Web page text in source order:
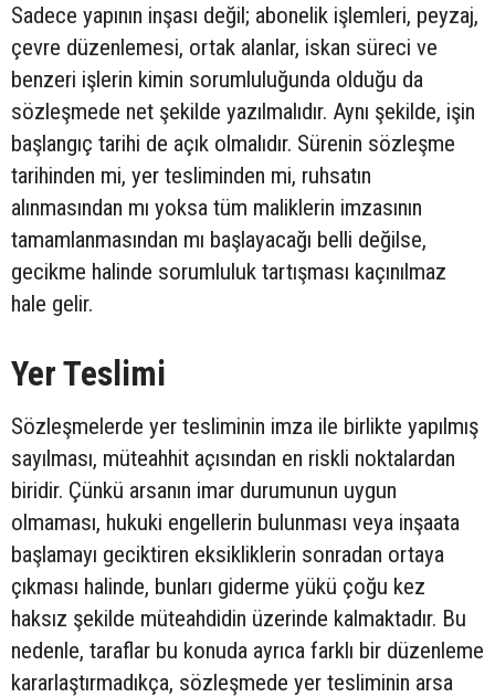
Sadece yapının inşası değil; abonelik işlemleri, peyzaj,
çevre düzenlemesi, ortak alanlar, iskan süreci ve
benzeri işlerin kimin sorumluluğunda olduğu da
sözleşmede net şekilde yazılmalıdır. Aynı şekilde, işin
başlangıç tarihi de açık olmalıdır. Sürenin sözleşme
tarihinden mi, yer tesliminden mi, ruhsatın
alınmasından mı yoksa tüm maliklerin imzasının
tamamlanmasından mı başlayacağı belli değilse,
gecikme halinde sorumluluk tartışması kaçınılmaz
hale gelir.
Yer Teslimi
Sözleşmelerde yer tesliminin imza ile birlikte yapılmış
sayılması, müteahhit açısından en riskli noktalardan
biridir. Çünkü arsanın imar durumunun uygun
olmaması, hukuki engellerin bulunması veya inşaata
başlamayı geciktiren eksikliklerin sonradan ortaya
çıkması halinde, bunları giderme yükü çoğu kez
haksız şekilde müteahdidin üzerinde kalmaktadır. Bu
nedenle, taraflar bu konuda ayrıca farklı bir düzenleme
kararlaştırmadıkça, sözleşmede yer tesliminin arsa